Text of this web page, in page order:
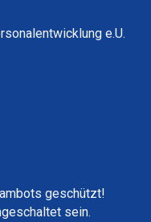
e.U.
geschützt!
sein.